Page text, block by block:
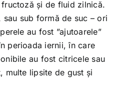
și de fluid zilnică.
sau sub formă de suc – ori
au fost ”ajutoarele”
perioada iernii, în care
au fost citricele sau
multe lipsite de gust și